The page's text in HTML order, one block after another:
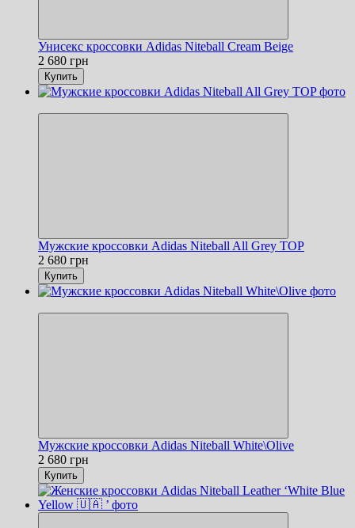
Унисекс кроссовки Adidas Niteball Cream Beige
2 680 грн
Купить
Мужские кроссовки Adidas Niteball All Grey TOP
2 680 грн
Купить
Мужские кроссовки Adidas Niteball White\Olive
2 680 грн
Купить